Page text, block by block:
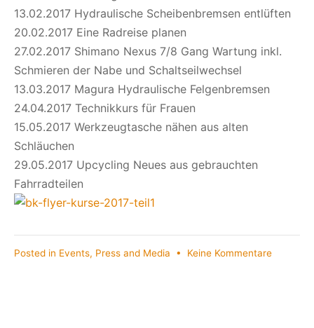
13.02.2017 Hydraulische Scheibenbremsen entlüften
20.02.2017 Eine Radreise planen
27.02.2017 Shimano Nexus 7/8 Gang Wartung inkl.
Schmieren der Nabe und Schaltseilwechsel
13.03.2017 Magura Hydraulische Felgenbremsen
24.04.2017 Technikkurs für Frauen
15.05.2017 Werkzeugtasche nähen aus alten
Schläuchen
29.05.2017 Upcycling Neues aus gebrauchten
Fahrradteilen
Posted in Events, Press and Media • Keine Kommentarezu